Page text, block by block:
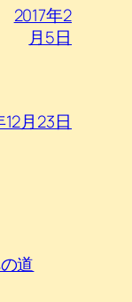
2017年2
月5日
月23日
道